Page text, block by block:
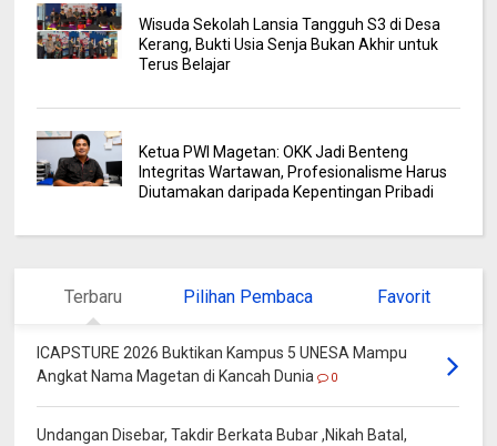
Wisuda Sekolah Lansia Tangguh S3 di Desa
Kerang, Bukti Usia Senja Bukan Akhir untuk
Terus Belajar
Ketua PWI Magetan: OKK Jadi Benteng
Integritas Wartawan, Profesionalisme Harus
Diutamakan daripada Kepentingan Pribadi
Terbaru Pilihan Pembaca Favorit
ICAPSTURE 2026 Buktikan Kampus 5 UNESA Mampu
Angkat Nama Magetan di Kancah Dunia
0
Undangan Disebar, Takdir Berkata Bubar ,Nikah Batal,